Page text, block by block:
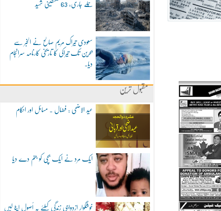
حملے جاری، 63 فلسطینی شہید
سعودی تیراک مریم صالح نے الخبر سے
بحرین تک تیراکی کا تاریخی کارنامہ سرانجام
دیا۔
مقبول ترین
عید الاضحی : فضال ۔ مسائل اور احکام
ایک مرد نے ایک بچی کو جنم دے دیا
خوشگوار ازدواجی زندگی کیلئے یہ اُصول اپنا لیں